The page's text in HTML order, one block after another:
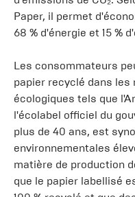
Paper, il permet
68 % d'énergie et 15 %
Les consommateurs
papier recyclé dans les
écologiques tels que
l'écolabel officiel du
plus de 40 ans, est
environnementales
matière de production
que le papier labellisé